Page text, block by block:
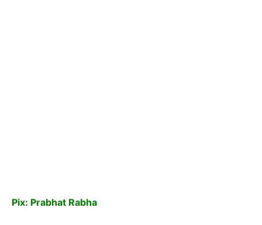
Pix: Prabhat Rabha